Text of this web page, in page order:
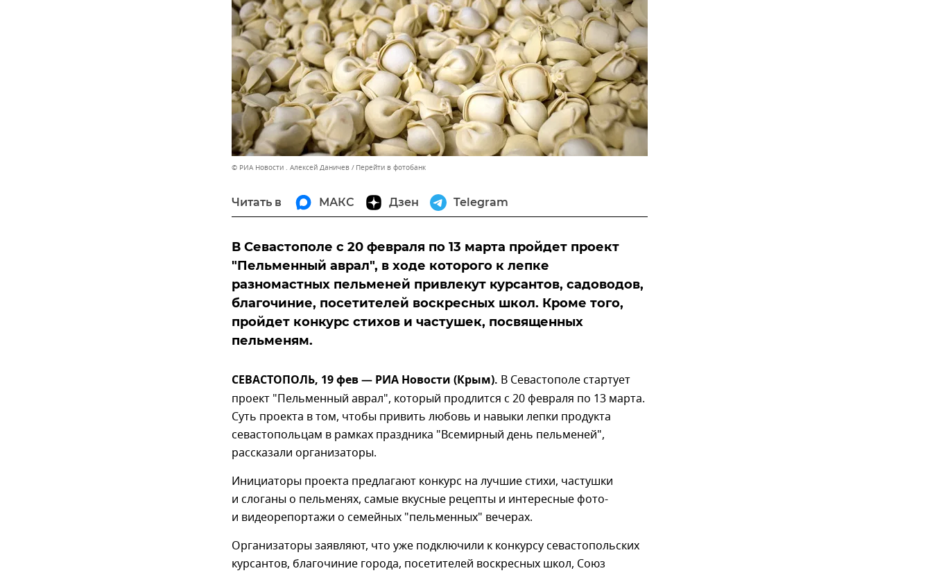
© РИА Новости . Алексей Даничев Перейти в фотобанк
Читать в МАКС Дзен Telegram
В Севастополе с 20 февраля по 13 марта пройдет проект
"Пельменный аврал", в ходе которого к лепке
разномастных пельменей привлекут курсантов, садоводов,
благочиние, посетителей воскресных школ. Кроме того,
пройдет конкурс стихов и частушек, посвященных
пельменям.
СЕВАСТОПОЛЬ, 19 фев — РИА Новости (Крым). В Севастополе стартует
проект "Пельменный аврал", который продлится с 20 февраля по 13 марта.
Суть проекта в том, чтобы привить любовь и навыки лепки продукта
севастопольцам в рамках праздника "Всемирный день пельменей",
рассказали организаторы.
Инициаторы проекта предлагают конкурс на лучшие стихи, частушки
и слоганы о пельменях, самые вкусные рецепты и интересные фото-
и видеорепортажи о семейных "пельменных" вечерах.
Организаторы заявляют, что уже подключили к конкурсу севастопольских
курсантов, благочиние города, посетителей воскресных школ, Союз